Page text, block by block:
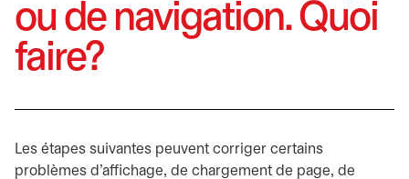
ou de navigation. Quoi
faire?
Les étapes suivantes peuvent corriger certains
problèmes d'affichage, de chargement de page, de